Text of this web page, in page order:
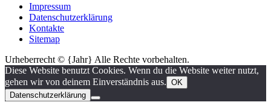
Impressum
Datenschutzerklärung
Kontakte
Sitemap
Urheberrecht © {Jahr} Alle Rechte vorbehalten.
Diese Website benutzt Cookies. Wenn du die Website weiter nutzt,
gehen wir von deinem Einverständnis aus. OK
Datenschutzerklärung